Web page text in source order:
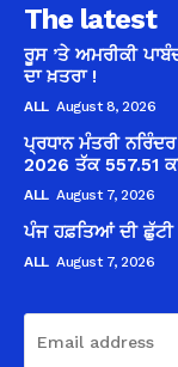
The latest
ਰੂਸ ’ਤੇ ਅਮਰੀਕੀ
ਦਾ ਖ਼ਤਰਾ !
ALL August 8, 2026
ਪ੍ਰਧਾਨ ਮੰਤਰੀ
2026 ਤੱਕ 557.51
ALL August 7, 2026
ਪੰਜ ਹਫ਼ਤਿਆਂ ਦੀ ਛੁੱਟੀ
ALL August 7, 2026